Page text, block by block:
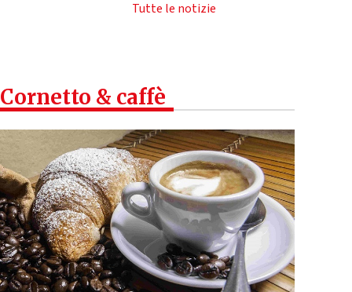
Tutte le notizie
Cornetto & caffè